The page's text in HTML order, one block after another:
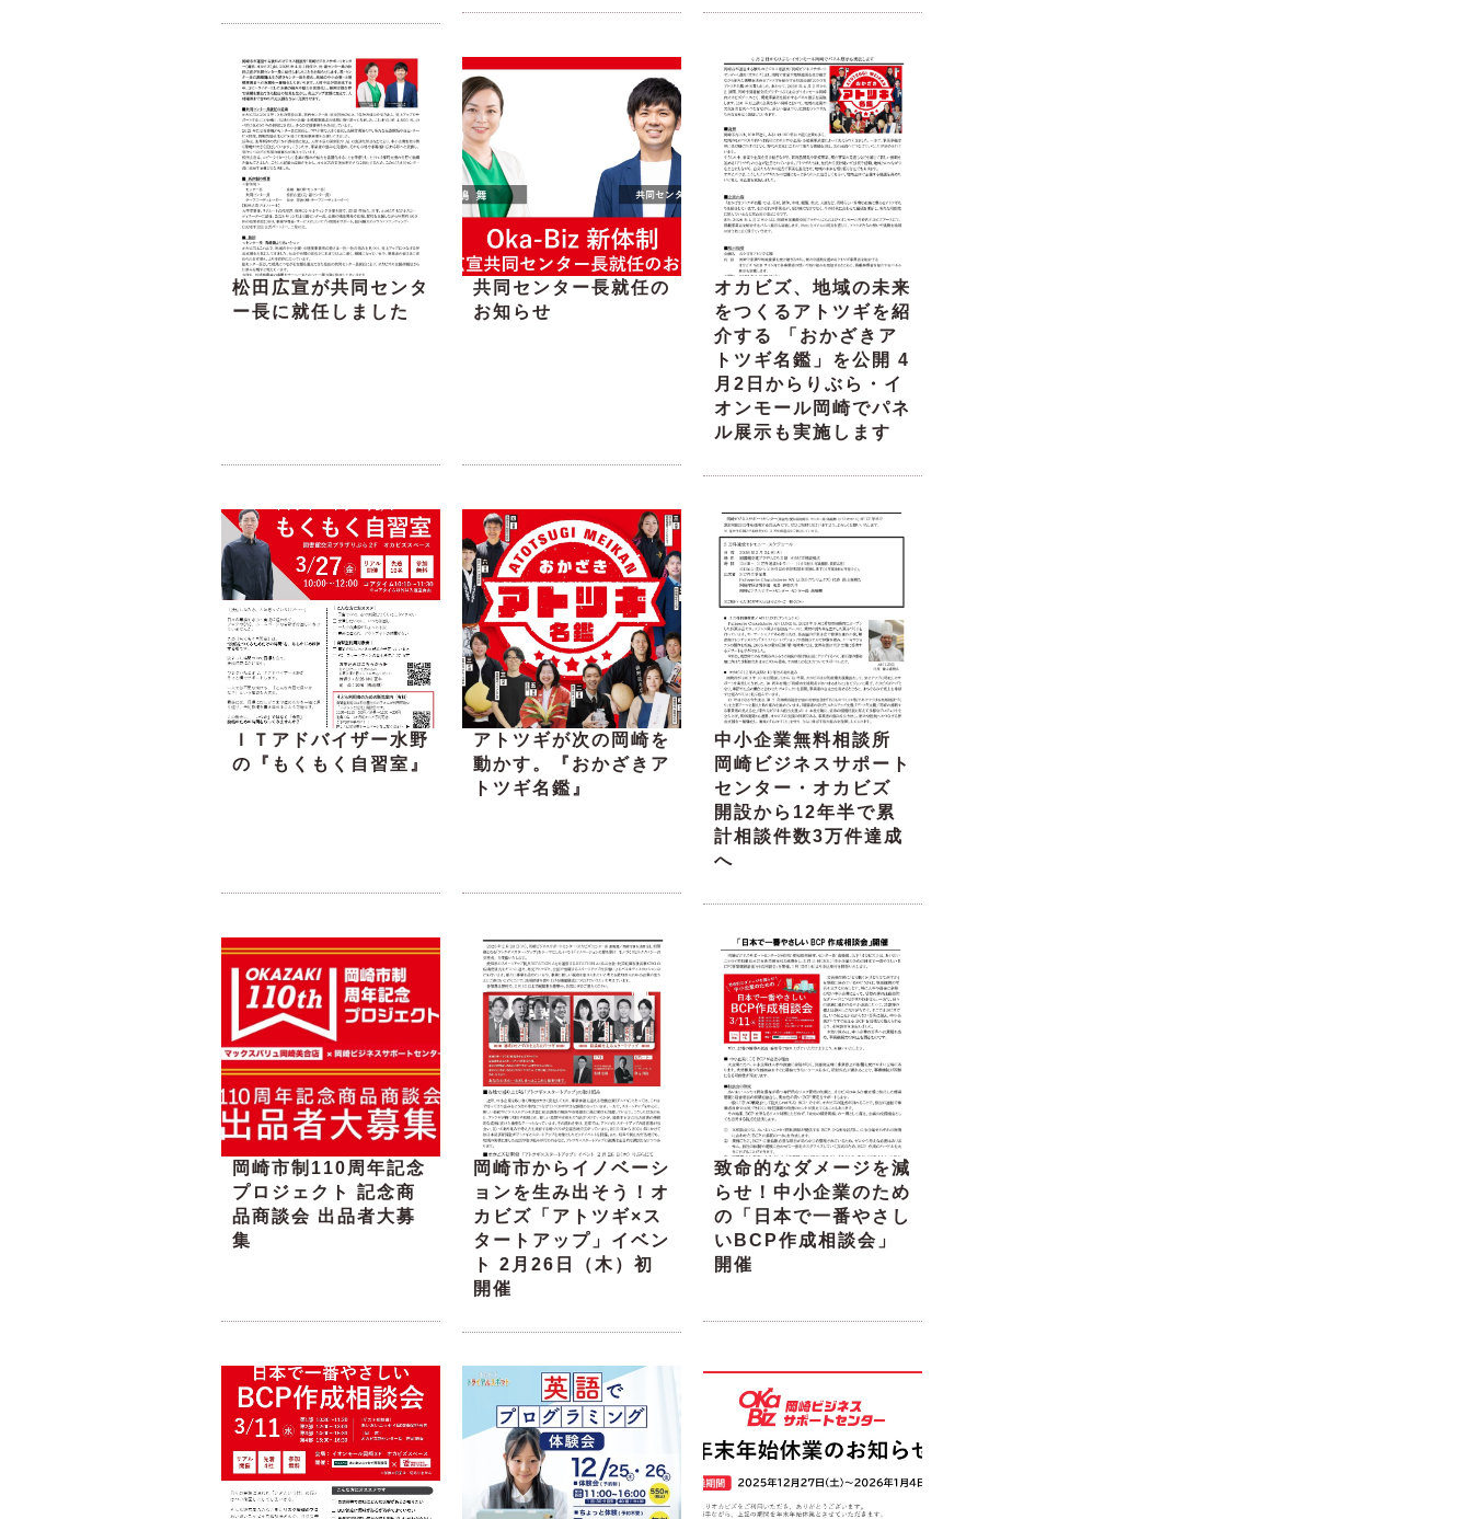
松田広宣が共同センタ
ー長に就任しました
共同センター長就任の
お知らせ
オカビズ、地域の未来
をつくるアトツギを紹
介する 「おかざきア
トツギ名鑑」を公開 4
月2日からりぶら・イ
オンモール岡崎でパネ
ル展示も実施します
ＩＴアドバイザー水野
の『もくもく自習室』
アトツギが次の岡崎を
動かす。『おかざきア
トツギ名鑑』
中小企業無料相談所
岡崎ビジネスサポート
センター・オカビズ
開設から12年半で累
計相談件数3万件達成
へ
岡崎市制110周年記念
プロジェクト 記念商
品商談会 出品者大募
集
岡崎市からイノベーシ
ョンを生み出そう！オ
カビズ「アトツギ×ス
タートアップ」イベン
ト 2月26日（木）初
開催
致命的なダメージを減
らせ！中小企業のため
の「日本で一番やさし
いBCP作成相談会」
開催